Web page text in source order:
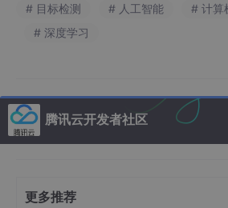
# 目标检测 # 人工智能 # 计算
# 深度学习
腾讯云开发者社区
更多推荐